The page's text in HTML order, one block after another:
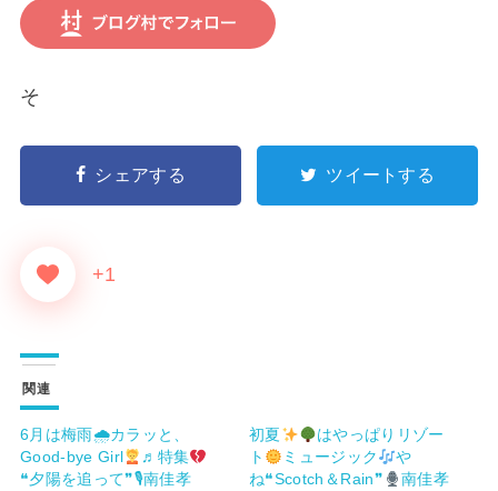
そ
シェアする ツイートする
+1
関連
6月は梅雨🌧カラッと、
Good-bye Girl
♬特集
❝夕陽を追って❞🎙南佳孝
初夏
はやっぱりリゾー
ト
ミュージック
や
ね❝Scotch＆Rain❞
南佳孝